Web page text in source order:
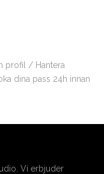
profil / Hantera
dina pass 24h innan
Vi erbjuder